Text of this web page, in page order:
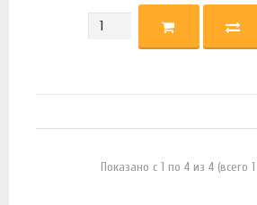
Показано с 1 по 4 из 4 (всего